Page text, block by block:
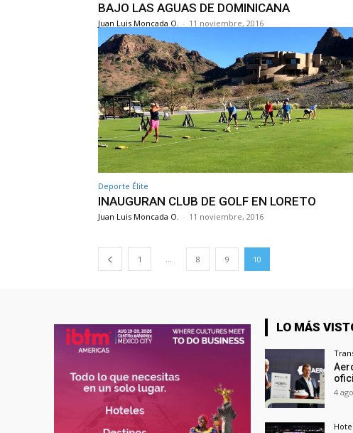
BAJO LAS AGUAS DE DOMINICANA
Juan Luis Moncada O. - 11 noviembre, 2016
Deporte Élite
INAUGURAN CLUB DE GOLF EN LORETO
Juan Luis Moncada O. - 11 noviembre, 2016
1 8 9 10
LO MÁS
4